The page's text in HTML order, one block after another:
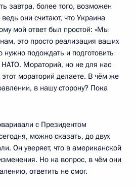
завтра, более того, возможен
они считают, что Украина
мой ответ был простой: «Мы
это просто реализация ваших
нужно подождать и подготовить
НАТО. Мораторий, но не для нас
мораторий делаете. В чём же
в нашу сторону? Пока
с Президентом
можно сказать, до двух
Он уверяет, что в американской
Но на вопрос, в чём они
ответить не смог.